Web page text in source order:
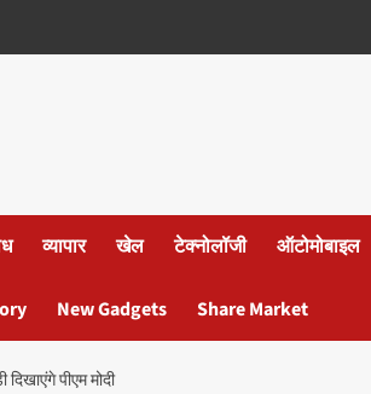
व्यापार खेल टेक्नोलॉजी ऑटोमोबाइल
New Gadgets Share Market
पीएम मोदी